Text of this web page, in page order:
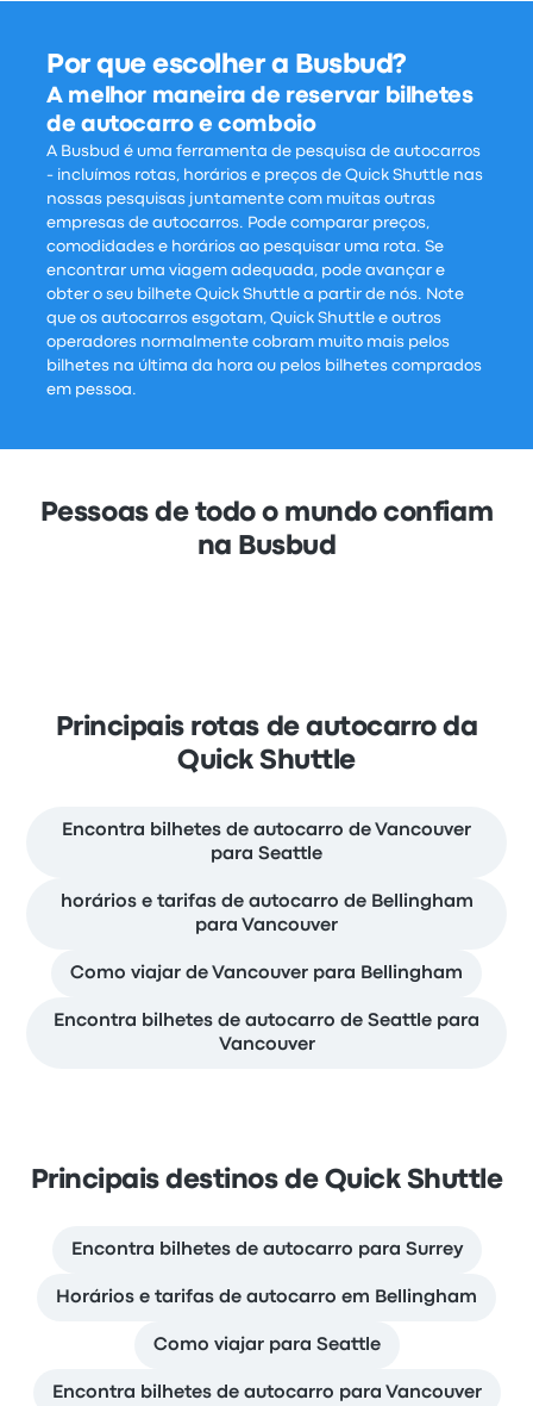
Por que escolher a Busbud?
A melhor maneira de reservar bilhetes
de autocarro e comboio
A Busbud é uma ferramenta de pesquisa de autocarros
- incluímos rotas, horários e preços de Quick Shuttle nas
nossas pesquisas juntamente com muitas outras
empresas de autocarros. Pode comparar preços,
comodidades e horários ao pesquisar uma rota. Se
encontrar uma viagem adequada, pode avançar e
obter o seu bilhete Quick Shuttle a partir de nós. Note
que os autocarros esgotam, Quick Shuttle e outros
operadores normalmente cobram muito mais pelos
bilhetes na última da hora ou pelos bilhetes comprados
em pessoa.
Pessoas de todo o mundo confiam
na Busbud
Principais rotas de autocarro da
Quick Shuttle
Encontra bilhetes de autocarro de Vancouver
para Seattle
horários e tarifas de autocarro de Bellingham
para Vancouver
Como viajar de Vancouver para Bellingham
Encontra bilhetes de autocarro de Seattle para
Vancouver
Principais destinos de Quick Shuttle
Encontra bilhetes de autocarro para Surrey
Horários e tarifas de autocarro em Bellingham
Como viajar para Seattle
Encontra bilhetes de autocarro para Vancouver